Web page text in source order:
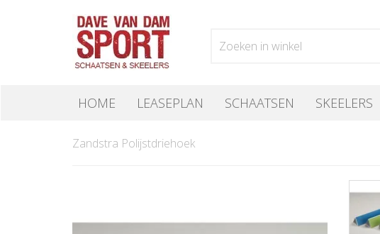
HOME LEASEPLAN SCHAATSEN SKEELERS
Zandstra Polijstdriehoek